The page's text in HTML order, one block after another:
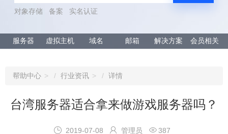
对象存储 备案 实名认证
服务器 虚拟主机 域名 邮箱 解决方案 会员相关
帮助中心 行业资讯 详情
台湾服务器适合拿来做游戏服务器吗？
 2019-07-08  管理员  387